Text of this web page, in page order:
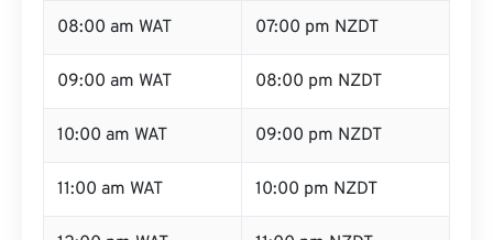
08:00 am WAT 07:00 pm NZDT
09:00 am WAT 08:00 pm NZDT
10:00 am WAT 09:00 pm NZDT
11:00 am WAT 10:00 pm NZDT